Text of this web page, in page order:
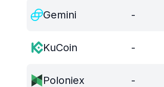
Gemini -
KuCoin -
Poloniex -